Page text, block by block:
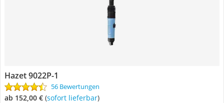
Hazet 9022P-1
56 Bewertungen
ab 152,00 € ( Sofort lieferbar)